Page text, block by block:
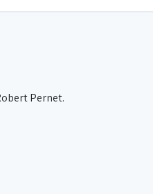
Pernet.